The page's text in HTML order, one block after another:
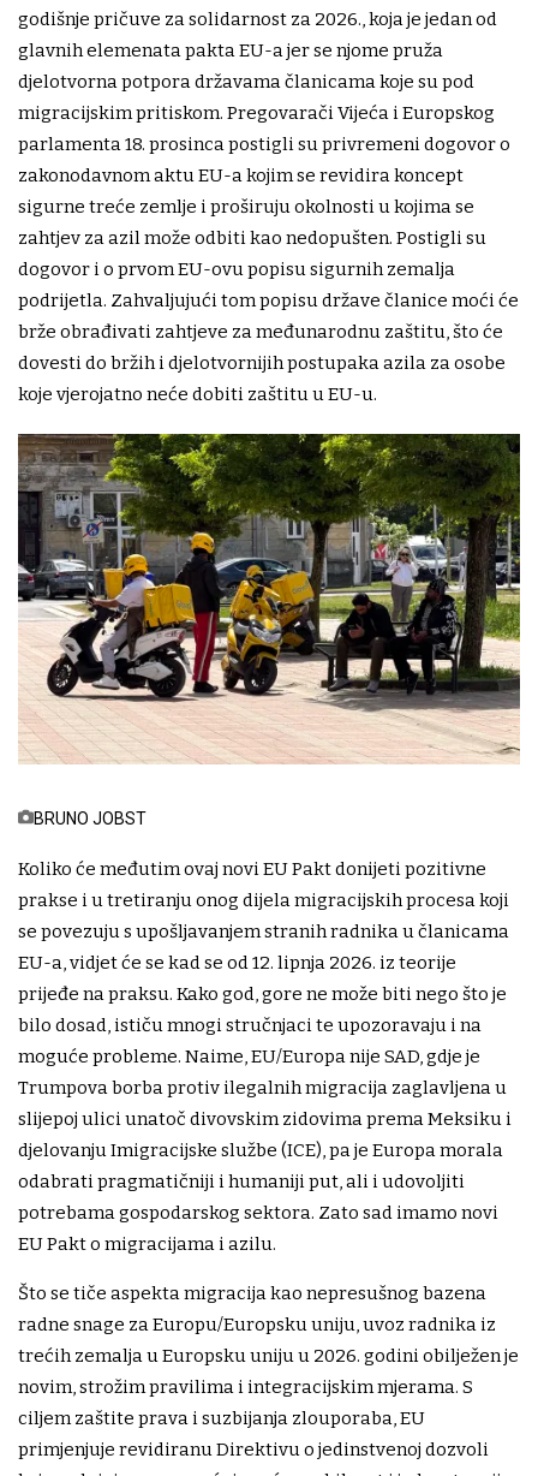
godišnje pričuve za solidarnost za 2026., koja je jedan od
glavnih elemenata pakta EU-a jer se njome pruža
djelotvorna potpora državama članicama koje su pod
migracijskim pritiskom. Pregovarači Vijeća i Europskog
parlamenta 18. prosinca postigli su privremeni dogovor o
zakonodavnom aktu EU-a kojim se revidira koncept
sigurne treće zemlje i proširuju okolnosti u kojima se
zahtjev za azil može odbiti kao nedopušten. Postigli su
dogovor i o prvom EU-ovu popisu sigurnih zemalja
podrijetla. Zahvaljujući tom popisu države članice moći će
brže obrađivati zahtjeve za međunarodnu zaštitu, što će
dovesti do bržih i djelotvornijih postupaka azila za osobe
koje vjerojatno neće dobiti zaštitu u EU-u.
BRUNO JOBST
Koliko će međutim ovaj novi EU Pakt donijeti pozitivne
prakse i u tretiranju onog dijela migracijskih procesa koji
se povezuju s upošljavanjem stranih radnika u članicama
EU-a, vidjet će se kad se od 12. lipnja 2026. iz teorije
prijeđe na praksu. Kako god, gore ne može biti nego što je
bilo dosad, ističu mnogi stručnjaci te upozoravaju i na
moguće probleme. Naime, EU/Europa nije SAD, gdje je
Trumpova borba protiv ilegalnih migracija zaglavljena u
slijepoj ulici unatoč divovskim zidovima prema Meksiku i
djelovanju Imigracijske službe (ICE), pa je Europa morala
odabrati pragmatičniji i humaniji put, ali i udovoljiti
potrebama gospodarskog sektora. Zato sad imamo novi
EU Pakt o migracijama i azilu.
Što se tiče aspekta migracija kao nepresušnog bazena
radne snage za Europu/Europsku uniju, uvoz radnika iz
trećih zemalja u Europsku uniju u 2026. godini obilježen je
novim, strožim pravilima i integracijskim mjerama. S
ciljem zaštite prava i suzbijanja zlouporaba, EU
primjenjuje revidiranu Direktivu o jedinstvenoj dozvoli